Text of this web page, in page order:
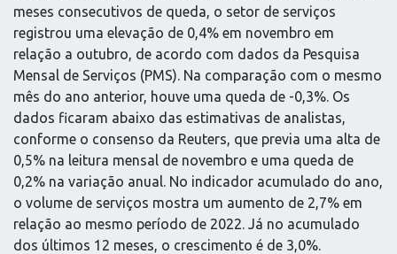
meses consecutivos de queda, o setor de serviços
registrou uma elevação de 0,4% em novembro em
relação a outubro, de acordo com dados da Pesquisa
Mensal de Serviços (PMS). Na comparação com o mesmo
mês do ano anterior, houve uma queda de -0,3%. Os
dados ficaram abaixo das estimativas de analistas,
conforme o consenso da Reuters, que previa uma alta de
0,5% na leitura mensal de novembro e uma queda de
0,2% na variação anual. No indicador acumulado do ano,
o volume de serviços mostra um aumento de 2,7% em
relação ao mesmo período de 2022. Já no acumulado
dos últimos 12 meses, o crescimento é de 3,0%.